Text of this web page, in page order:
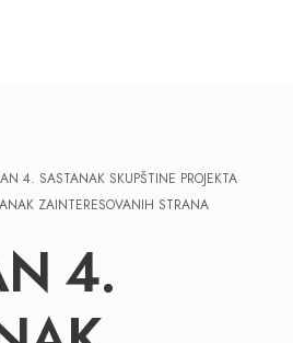
4. SASTANAK SKUPŠTINE PROJEKTA
ZAINTERESOVANIH STRANA
4.